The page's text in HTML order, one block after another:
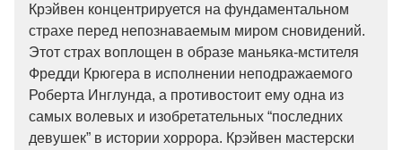
Крэйвен концентрируется на фундаментальном
страхе перед непознаваемым миром сновидений.
Этот страх воплощен в образе маньяка-мстителя
Фредди Крюгера в исполнении неподражаемого
Роберта Инглунда, а противостоит ему одна из
самых волевых и изобретательных “последних
девушек” в истории хоррора. Крэйвен мастерски